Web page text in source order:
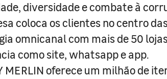
diversidade e combate à
coloca os clientes no centro
omnicanal com mais de 50
como site, whatsapp e app.
MERLIN oferece um milhão de